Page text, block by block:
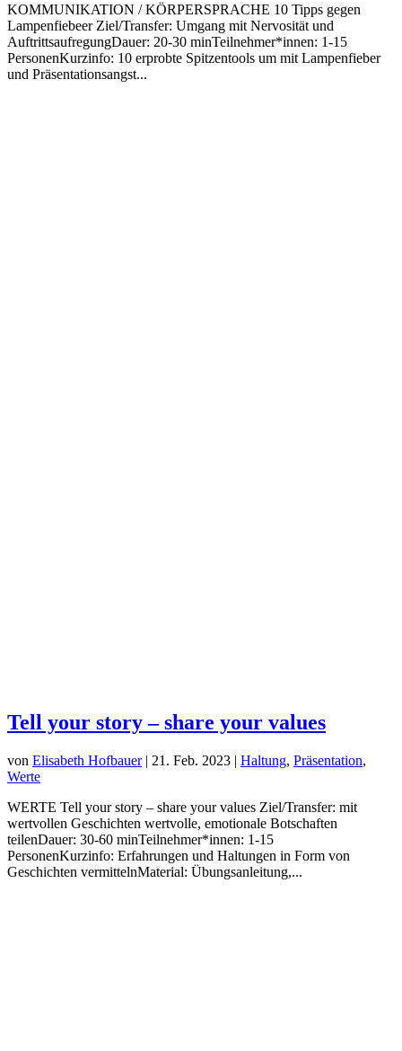
KOMMUNIKATION / KÖRPERSPRACHE 10 Tipps gegen
Lampenfiebeer Ziel/Transfer: Umgang mit Nervosität und
AuftrittsaufregungDauer: 20-30 minTeilnehmer*innen: 1-15
PersonenKurzinfo: 10 erprobte Spitzentools um mit Lampenfieber
und Präsentationsangst...
Tell your story – share your values
von Elisabeth Hofbauer| 21. Feb. 2023 | Haltung, Präsentation,
Werte
WERTE Tell your story – share your values Ziel/Transfer: mit
wertvollen Geschichten wertvolle, emotionale Botschaften
teilenDauer: 30-60 minTeilnehmer*innen: 1-15
PersonenKurzinfo: Erfahrungen und Haltungen in Form von
Geschichten vermittelnMaterial: Übungsanleitung,...